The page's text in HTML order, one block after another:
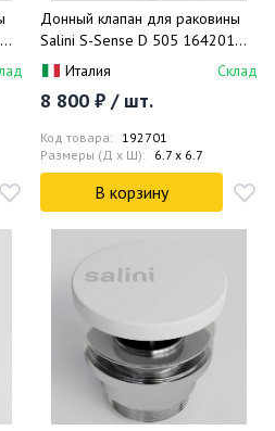
Донный клапан для раковины
Salini S-Sense D 505 164201MF
(покраска по RAL, матовый),
Италия Склад
8 800 ₽ / шт.
Код товара: 192701
Размеры (Д x Ш): 6.7 x 6.7
В корзину